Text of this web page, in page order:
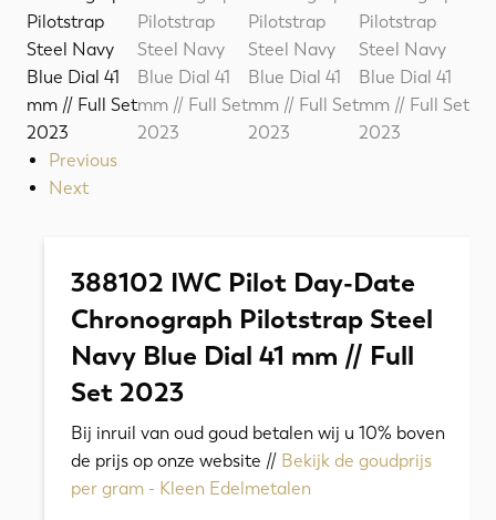
Previous
Next
388102 IWC Pilot Day-Date
Chronograph Pilotstrap Steel
Navy Blue Dial 41 mm // Full
Set 2023
Bij inruil van oud goud betalen wij u 10% boven
de prijs op onze website // Bekijk de goudprijs
per gram - Kleen Edelmetalen